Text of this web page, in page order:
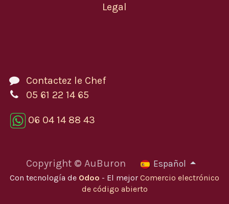
Legal
Contactez le Chef
05 61 22 14 65
06 04 14 88 43
Copyright © AuBuron Español
Con tecnología de Odoo - El mejor Comercio electrónico
de código abierto